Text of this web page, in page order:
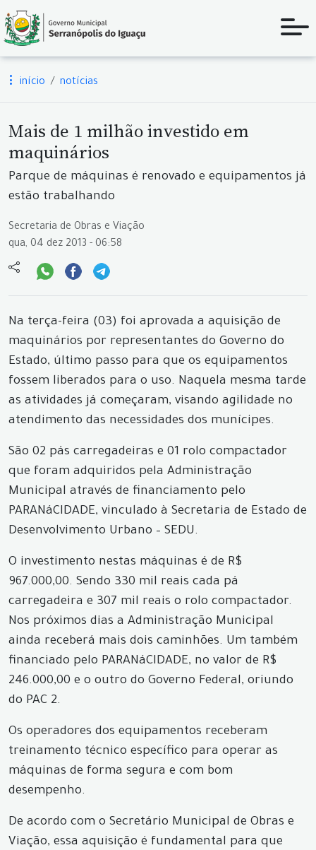
início notícias
Mais de 1 milhão investido em
maquinários
Parque de máquinas é renovado e equipamentos já
estão trabalhando
Secretaria de Obras e Viação
qua, 04 dez 2013 - 06:58
Na terça-feira (03) foi aprovada a aquisição de
maquinários por representantes do Governo do
Estado, último passo para que os equipamentos
fossem liberados para o uso. Naquela mesma tarde
as atividades já começaram, visando agilidade no
atendimento das necessidades dos munícipes.
São 02 pás carregadeiras e 01 rolo compactador
que foram adquiridos pela Administração
Municipal através de financiamento pelo
PARANáCIDADE, vinculado à Secretaria de Estado de
Desenvolvimento Urbano – SEDU.
O investimento nestas máquinas é de R$
967.000,00. Sendo 330 mil reais cada pá
carregadeira e 307 mil reais o rolo compactador.
Nos próximos dias a Administração Municipal
ainda receberá mais dois caminhões. Um também
financiado pelo PARANáCIDADE, no valor de R$
246.000,00 e o outro do Governo Federal, oriundo
do PAC 2.
Os operadores dos equipamentos receberam
treinamento técnico específico para operar as
máquinas de forma segura e com bom
desempenho.
De acordo com o Secretário Municipal de Obras e
Viação, essa aquisição é fundamental para que